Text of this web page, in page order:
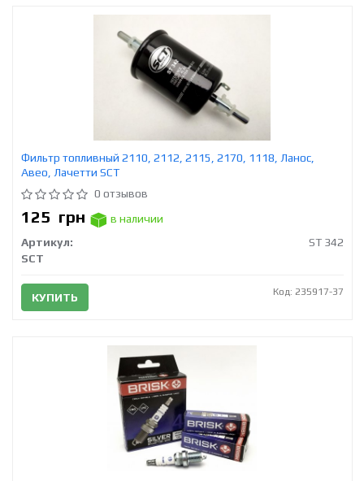
Фильтр топливный 2110, 2112, 2115, 2170, 1118, Ланос,
Авео, Лачетти SCT
0 отзывов
125 грн
в наличии
Артикул:
ST 342
SCT
КУПИТЬ Код: 235917-37